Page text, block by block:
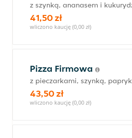
z szynką, ananasem i
41,50 zł
wliczono kaucję (0,00 zł)
Pizza Firmowa
z pieczarkami, szynką,
43,50 zł
wliczono kaucję (0,00 zł)